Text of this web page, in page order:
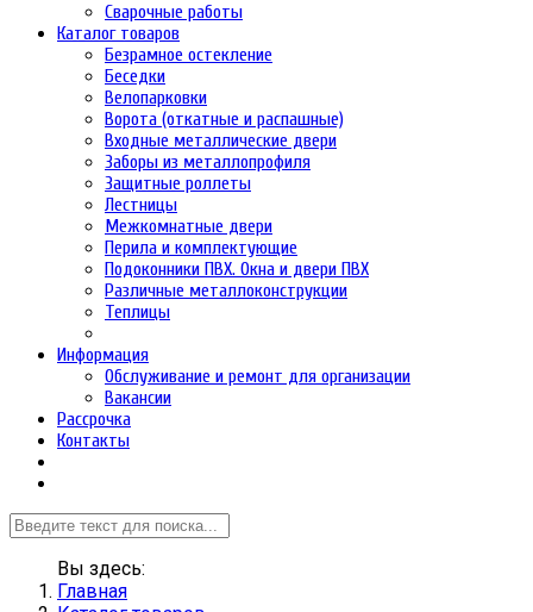
Сварочные работы
Каталог товаров
Безрамное остекление
Беседки
Велопарковки
Ворота (откатные и распашные)
Входные металлические двери
Заборы из металлопрофиля
Защитные роллеты
Лестницы
Межкомнатные двери
Перила и комплектующие
Подоконники ПВХ. Окна и двери ПВХ
Различные металлоконструкции
Теплицы
Информация
Обслуживание и ремонт для организации
Вакансии
Рассрочка
Контакты
Вы здесь:
Главная